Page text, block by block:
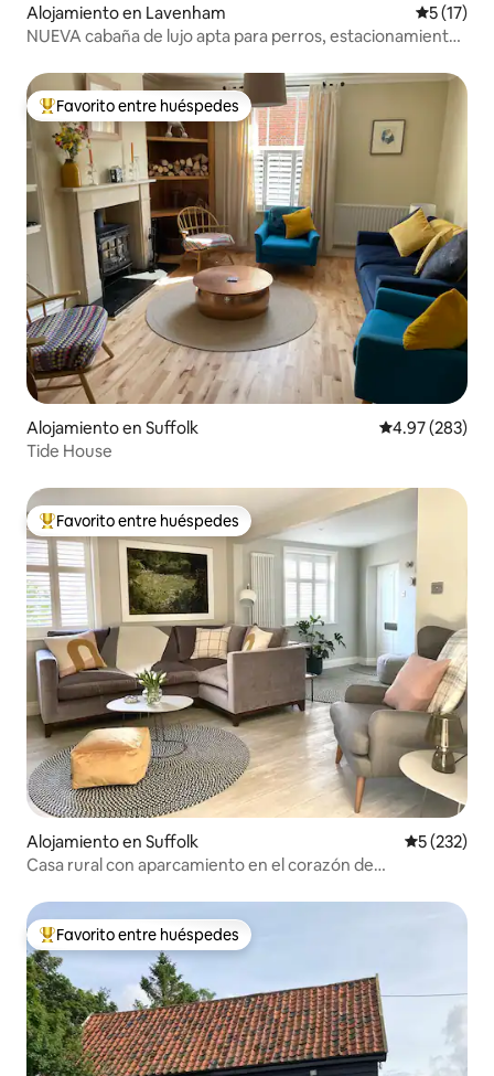
Alojamiento en Lavenham
5 (17)
NUEVA cabaña de lujo apta para perros, estacionamiento
Favorito entre huéspedes preferido
Favorito entre huéspedes
Alojamiento en Suffolk Calificación
4.97 (283)
Tide House
Favorito entre huéspedes preferido
Favorito entre huéspedes
Alojamiento en Suffolk
5 (232)
Casa rural con aparcamiento en el corazón de
Favorito entre huéspedes preferido
Favorito entre huéspedes